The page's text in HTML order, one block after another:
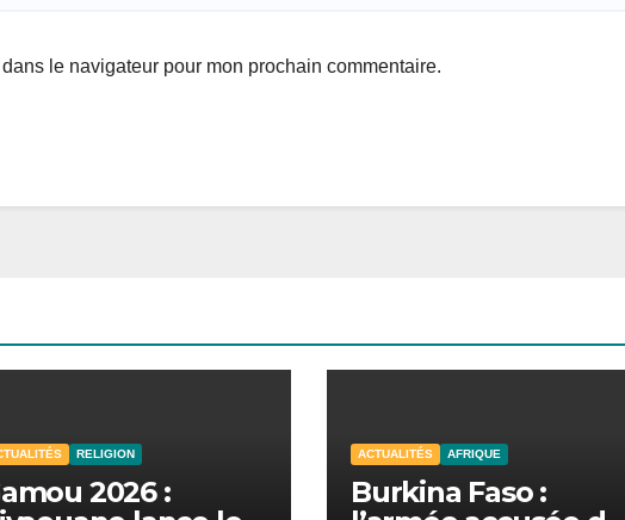
le navigateur pour mon prochain commentaire.
RELIGION
2026 :
ACTUALITÉS AFRIQUE
Burkina Faso :